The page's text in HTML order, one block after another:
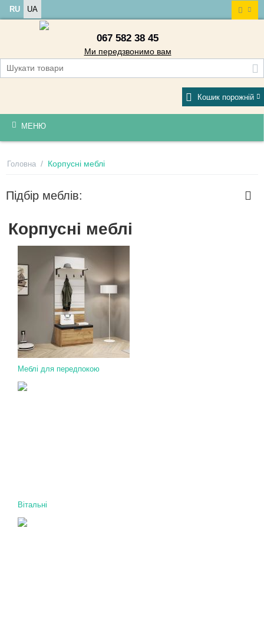
RU UA
067 582 38 45
Ми передзвонимо вам
Кошик порожній
МЕНЮ
Головна / Корпусні меблі
Підбір меблів:
Корпусні меблі
Меблі для передпокою
Вітальні